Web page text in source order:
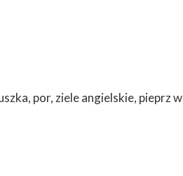
por, ziele angielskie, pieprz w